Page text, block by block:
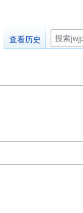
查看历史
搜
索